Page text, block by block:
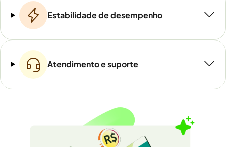
Estabilidade de desempenho
Atendimento e suporte